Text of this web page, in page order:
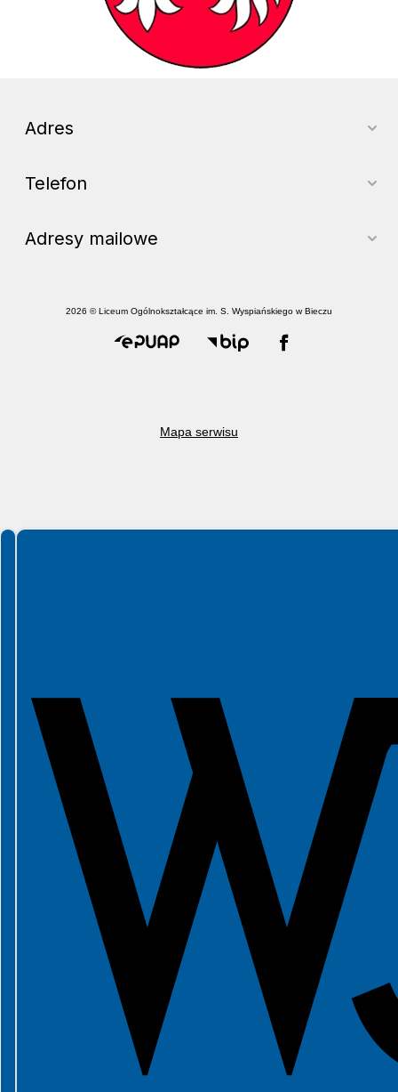
Adres
Telefon
Adresy mailowe
2026 © Liceum Ogólnokształcące im. S. Wyspiańskiego w Bieczu
Mapa serwisu
Spełniamy standardy WCAG 2.2
Spełniamy standardy W3C